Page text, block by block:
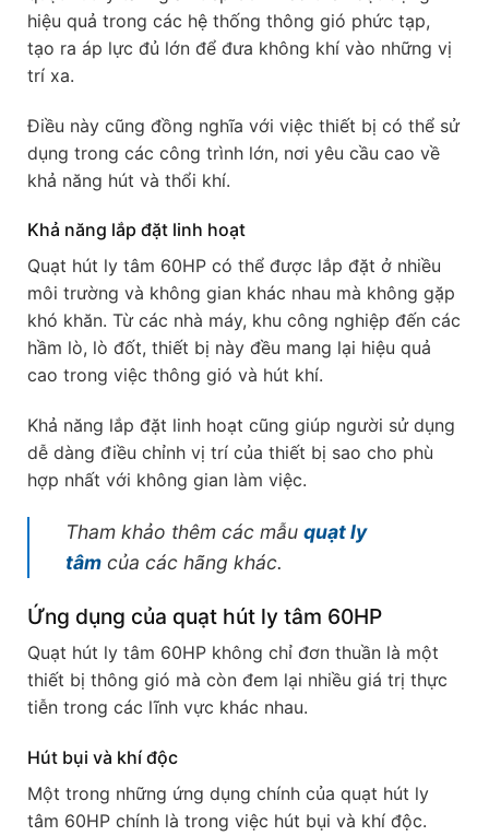
hiệu quả trong các hệ thống thông gió phức tạp,
tạo ra áp lực đủ lớn để đưa không khí vào những vị
trí xa.
Điều này cũng đồng nghĩa với việc thiết bị có thể sử
dụng trong các công trình lớn, nơi yêu cầu cao về
khả năng hút và thổi khí.
Khả năng lắp đặt linh hoạt
Quạt hút ly tâm 60HP có thể được lắp đặt ở nhiều
môi trường và không gian khác nhau mà không gặp
khó khăn. Từ các nhà máy, khu công nghiệp đến các
hầm lò, lò đốt, thiết bị này đều mang lại hiệu quả
cao trong việc thông gió và hút khí.
Khả năng lắp đặt linh hoạt cũng giúp người sử dụng
dễ dàng điều chỉnh vị trí của thiết bị sao cho phù
hợp nhất với không gian làm việc.
Tham khảo thêm các mẫu quạt ly
tâm của các hãng khác.
Ứng dụng của quạt hút ly tâm 60HP
Quạt hút ly tâm 60HP không chỉ đơn thuần là một
thiết bị thông gió mà còn đem lại nhiều giá trị thực
tiễn trong các lĩnh vực khác nhau.
Hút bụi và khí độc
Một trong những ứng dụng chính của quạt hút ly
tâm 60HP chính là trong việc hút bụi và khí độc.